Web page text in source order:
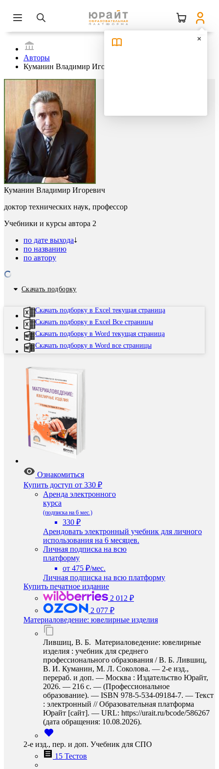
Авторы
Куманин Владимир Игоревич
Куманин Владимир Игоревич
доктор технических наук, профессор
Учебники и курсы автора 2
по дате выхода
по названию
по автору
Скачать подборку
Скачать подборку в Excel текущая страница
Скачать подборку в Excel Все страницы
Скачать подборку в Word текущая страница
Скачать подборку в Word все страницы
Ознакомиться
Купить доступ от 330 ₽
Аренда электронного
курса
(подписка на 6 мес.)
330 ₽
Арендовать электронный учебник для личного
использования на 6 месяцев.
Личная подписка на всю
платформу
от 475 ₽/мес.
Личная подписка на всю платформу
Купить печатное издание
2 012 ₽
2 077 ₽
Материаловедение: ювелирные изделия
Лившиц, В. Б. Материаловедение: ювелирные
изделия : учебник для среднего
профессионального образования / В. Б. Лившиц,
В. И. Куманин, М. Л. Соколова. — 2-е изд.,
перераб. и доп. — Москва : Издательство Юрайт,
2026. — 216 с. — (Профессиональное
образование). — ISBN 978-5-534-09184-7. — Текст
: электронный // Образовательная платформа
Юрайт [сайт]. — URL: https://urait.ru/bcode/586267
(дата обращения: 10.08.2026).
2-е изд., пер. и доп. Учебник для СПО
15 Тестов